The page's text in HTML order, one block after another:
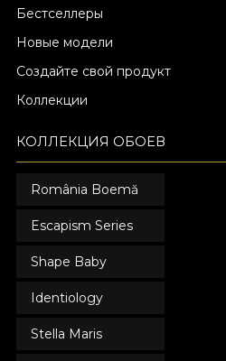
Бестселлеры
Новые модели
Создайте свой продукт
Коллекции
КОЛЛЕКЦИЯ ОБОЕВ
România Boemă
Escapism Series
Shape Baby
Identiology
Stella Maris